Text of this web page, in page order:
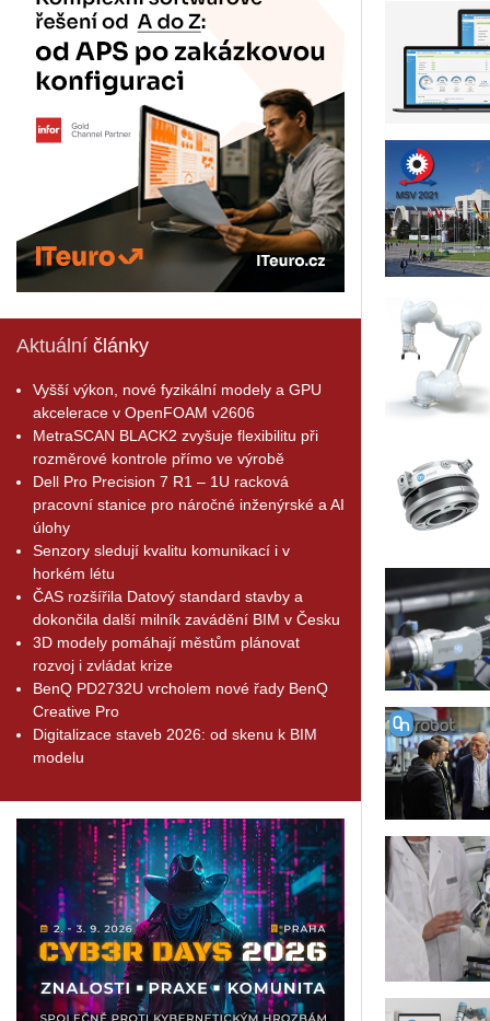
Aktuální články
Vyšší výkon, nové fyzikální modely a GPU
akcelerace v OpenFOAM v2606
MetraSCAN BLACK2 zvyšuje flexibilitu při
rozměrové kontrole přímo ve výrobě
Dell Pro Precision 7 R1 – 1U racková
pracovní stanice pro náročné inženýrské a AI
úlohy
Senzory sledují kvalitu komunikací i v
horkém létu
ČAS rozšířila Datový standard stavby a
dokončila další milník zavádění BIM v Česku
3D modely pomáhají městům plánovat
rozvoj i zvládat krize
BenQ PD2732U vrcholem nové řady BenQ
Creative Pro
Digitalizace staveb 2026: od skenu k BIM
modelu